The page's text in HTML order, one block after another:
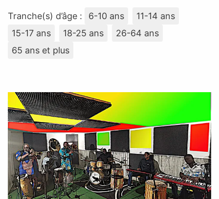
Tranche(s) d’âge : 6-10 ans
11-14 ans
15-17 ans
18-25 ans
26-64 ans
65 ans et plus